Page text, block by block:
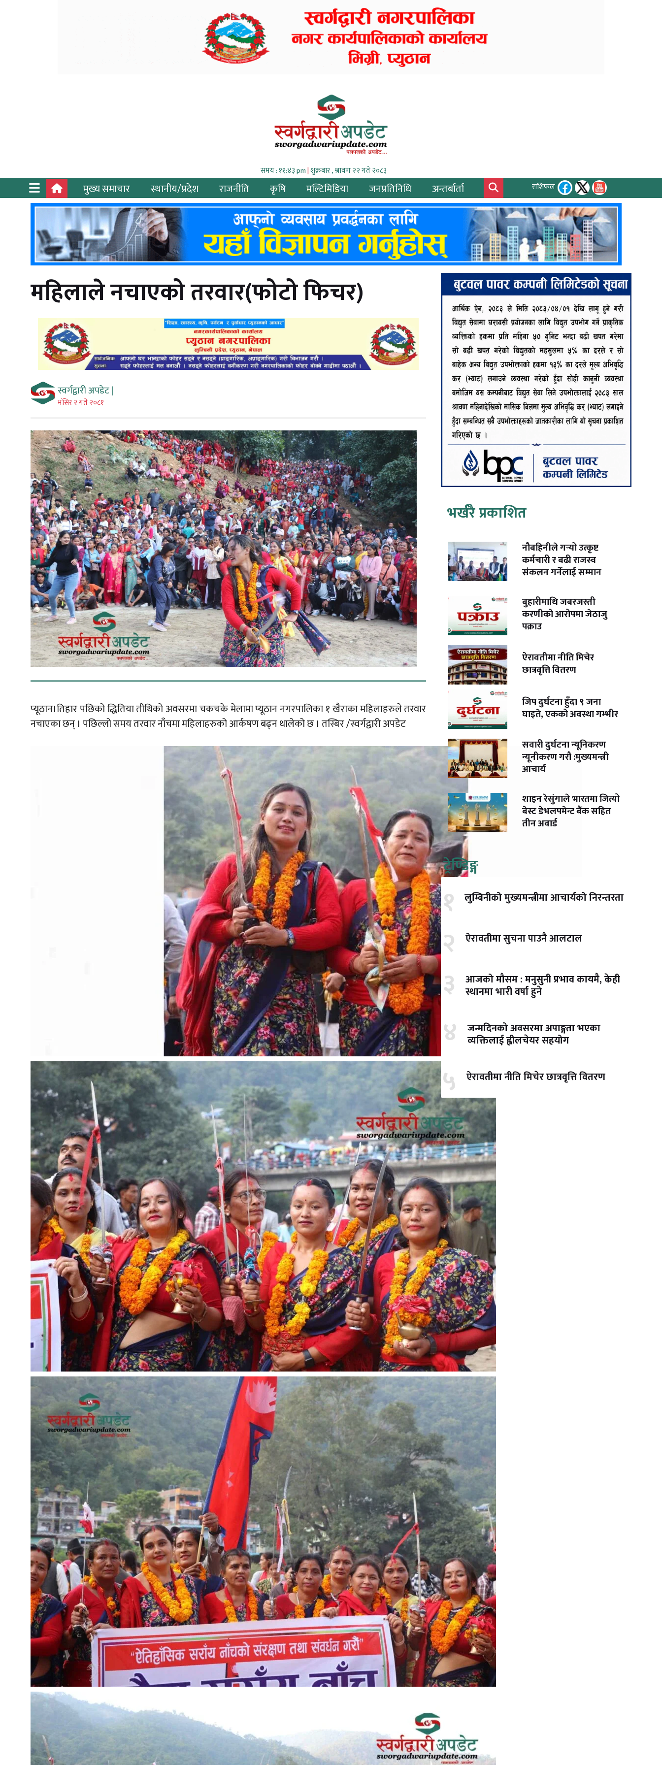
समय : ११:४३ pm|शुक्रबार , श्रावण २२ गते २०८३
मुख्य समाचार स्थानीय/प्रदेश राजनीति कृषि मल्टिमिडिया जनप्रतिनिधि अन्तर्बार्ता राशिफल
महिलाले नचाएको तरवार(फोटो फिचर)
स्वर्गद्वारी अपडेट |
मंसिर २ गते २०८१
प्यूठान।तिहार पछिको द्धितिया तीथिको अवसरमा चकचके मेलामा प्यूठान नगरपालिका १ खैराका महिलाहरुले तरवार
नचाएका छन् । पछिल्लो समय तरवार नाँचमा महिलाहरुको आर्कषण बढ्न थालेको छ । तस्बिर /स्वर्गद्वारी अपडेट
भर्खरै प्रकाशित
नौबहिनीले गर्‍यो उत्कृष्ट
कर्मचारी र बढी राजस्व
संकलन गर्नेलाई सम्मान
बुहारीमाथि जबरजस्ती
करणीको आरोपमा जेठाजु
पक्राउ
ऐरावतीमा नीति मिचेर
छात्रवृत्ति वितरण
जिप दुर्घटना हुँदा ९ जना
घाइते, एकको अवस्था गम्भीर
सवारी दुर्घटना न्यूनिकरण
न्यूनीकरण गरौ :मुख्यमन्त्री
आचार्य
शाइन रेसुंगाले भारतमा जित्यो
बेस्ट डेभलपमेन्ट बैंक सहित
तीन अवार्ड
ट्रेण्डिङ्ग
१ लुम्बिनीको मुख्यमन्त्रीमा आचार्यको निरन्तरता
२ ऐरावतीमा सुचना पाउनै आलटाल
३ आजको मौसम : मनुसुनी प्रभाव कायमै, केही
स्थानमा भारी वर्षा हुने
४ जन्मदिनको अवसरमा अपाङ्गता भएका
व्यक्तिलाई ह्वीलचेयर सहयोग
५ ऐरावतीमा नीति मिचेर छात्रवृत्ति वितरण